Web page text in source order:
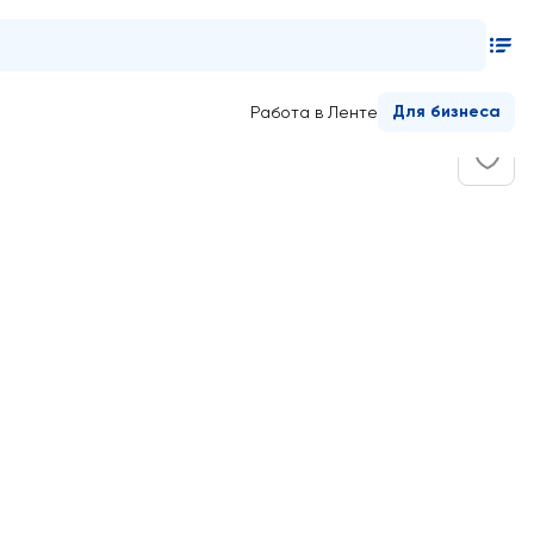
Работа в Ленте Для бизнеса